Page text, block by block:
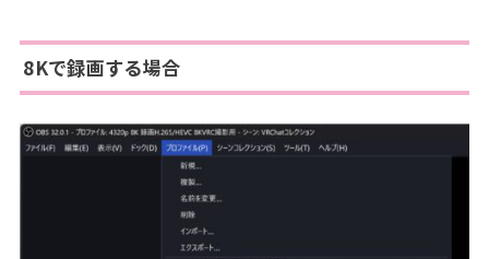
8Kで録画する場合